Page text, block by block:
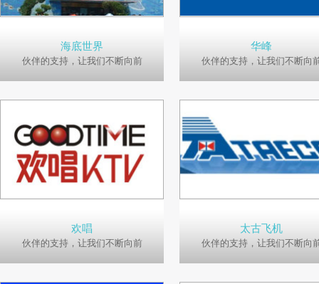
海底世界
伙伴的支持，让我们不断向前
华峰
伙伴的支持，让我们不断向
欢唱
伙伴的支持，让我们不断向前
太古飞机
伙伴的支持，让我们不断向